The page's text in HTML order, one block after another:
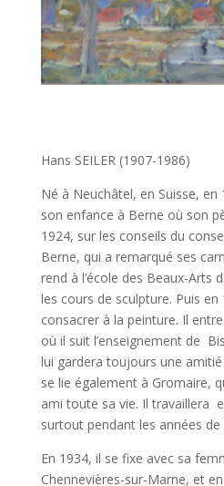
Hans SEILER (1907-1986)
Né à Neuchâtel, en Suisse, en
son enfance à Berne où son
1924, sur les conseils du
Berne, qui a remarqué ses
rend à l’école des Beaux-Arts
les cours de sculpture. Puis en
consacrer à la peinture. Il
où il suit l’enseignement de
lui gardera toujours une
se lie également à Gromaire,
ami toute sa vie. Il travaillera
surtout pendant les années de
En 1934, il se fixe avec sa
Chennevières-sur-Marne, et